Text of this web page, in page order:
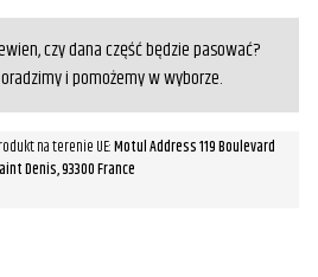
czy dana część będzie pasować?
i pomożemy w wyborze.
na terenie UE:Motul Address 119 Boulevard
Denis, 93300 France